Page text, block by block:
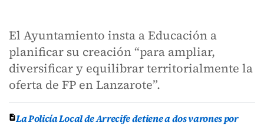
El Ayuntamiento insta a Educación a
planificar su creación “para ampliar,
diversificar y equilibrar territorialmente la
oferta de FP en Lanzarote”.
La Policía Local de Arrecife detiene a dos varones por